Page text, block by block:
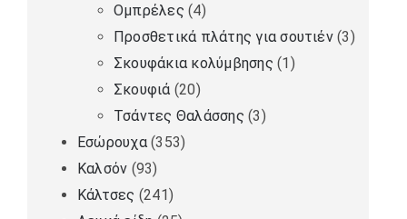
Ομπρέλες (4)
Προσθετικά πλάτης για σουτιέν (3)
Σκουφάκια κολύμβησης (1)
Σκουφιά (20)
Τσάντες Θαλάσσης (3)
Εσώρουχα (353)
Καλσόν (93)
Κάλτσες (241)